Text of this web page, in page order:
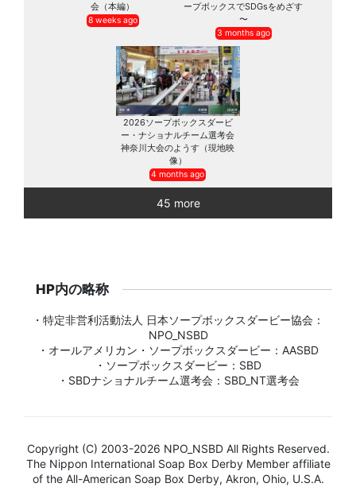
会（本編）
8 weeks ago
ープボックスでSDGsをめざす
〜
3 months ago
2026ソープボックスダービ
ー・ナショナルチーム選考会
神奈川大会のようす（現地映
像）
4 months ago
45 more
HP内の略称
・特定非営利活動法人 日本ソープボックスダービー協会：
NPO_NSBD
・オールアメリカン・ソープボックスダービー：AASBD
・ソープボックスダービー：SBD
・SBDナショナルチーム選考会：SBD_NT選考会
Copyright (C) 2003-2026 NPO_NSBD All Rights Reserved.
The Nippon International Soap Box Derby Member affiliate
of the All-American Soap Box Derby, Akron, Ohio, U.S.A.